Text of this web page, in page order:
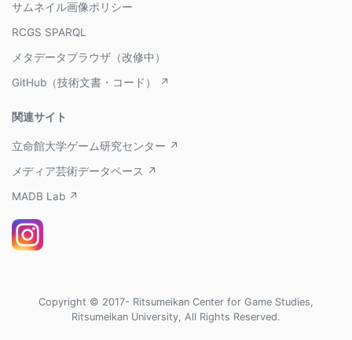
サムネイル画像ポリシー
RCGS SPARQL
メタデータブラウザ（改修中）
GitHub（技術文書・コード） ↗
関連サイト
立命館大学ゲーム研究センター ↗
メディア芸術データベース ↗
MADB Lab ↗
Copyright © 2017- Ritsumeikan Center for Game Studies,
Ritsumeikan University, All Rights Reserved.